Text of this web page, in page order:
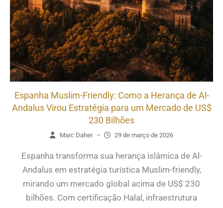
Espanha Muslim-Friendly: Como a Herança de Al-
Andalus Virou Estratégia para um Mercado de US$
230 Bilhões
Marc Daher – 29 de março de 2026
Espanha transforma sua herança islâmica de Al-
Andalus em estratégia turística Muslim-friendly,
mirando um mercado global acima de US$ 230
bilhões. Com certificação Halal, infraestrutura